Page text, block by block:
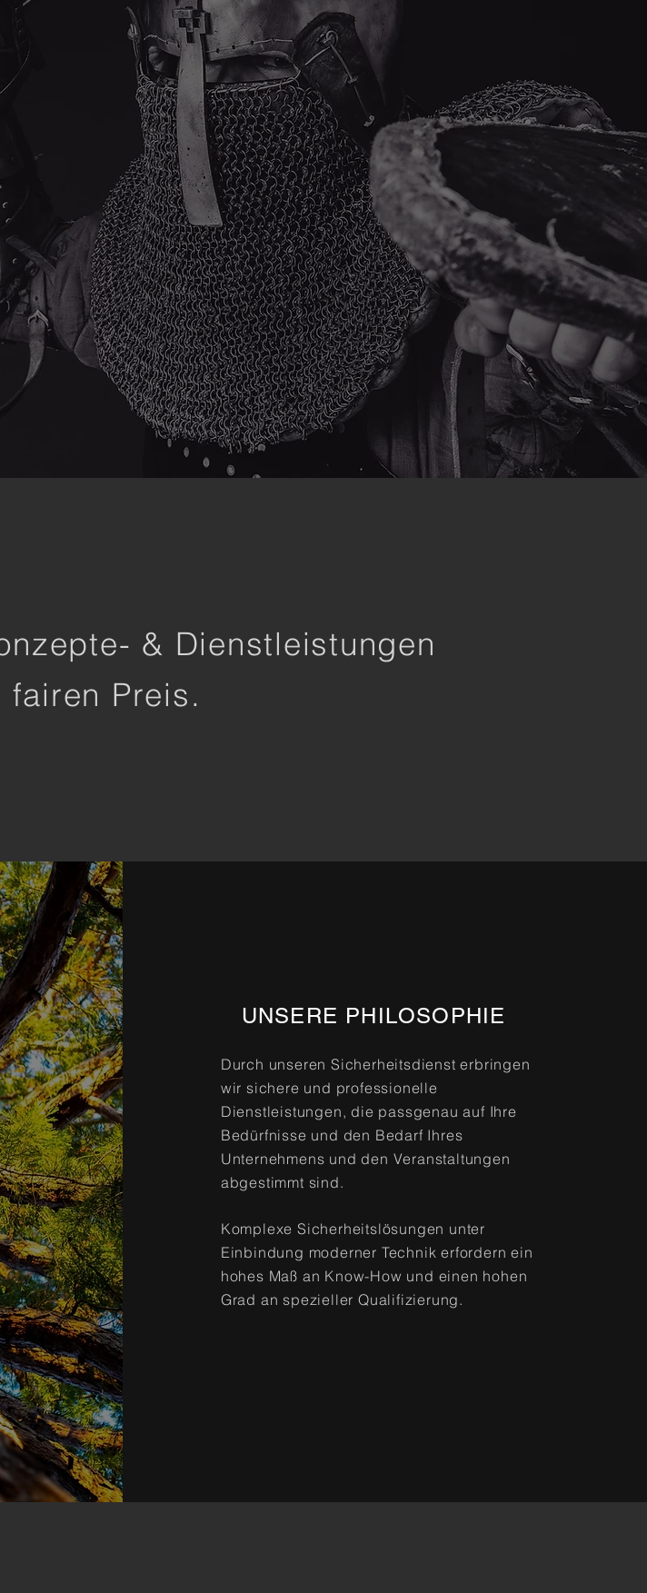
& Dienstleistungen
fairen Preis.
UNSERE PHILOSOPHIE
Durch unseren Sicherheitsdienst erbringen
wir sichere und professionelle
Dienstleistungen, die passgenau auf Ihre
Bedürfnisse und den Bedarf Ihres
Unternehmens und den Veranstaltungen
abgestimmt sind.
Komplexe Sicherheitslösungen unter
Einbindung moderner Technik erfordern ein
hohes Maß an Know-How und einen hohen
Grad an spezieller Qualifizierung.